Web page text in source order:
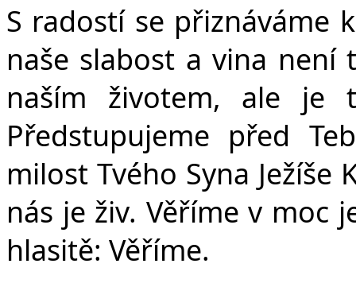
S radostí se přiznáváme
naše slabost a vina
naším životem, ale je
Předstupujeme před
milost Tvého Syna
nás je živ. Věříme v moc
hlasitě: Věříme.